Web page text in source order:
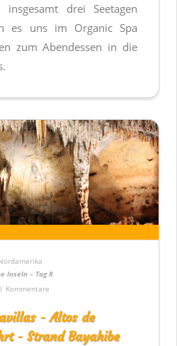
drei Seetagen
es uns im Organic Spa
zum Abendessen in die
Inseln – Tag 8
Kommentare
- Altos de
- Strand Bayahibe